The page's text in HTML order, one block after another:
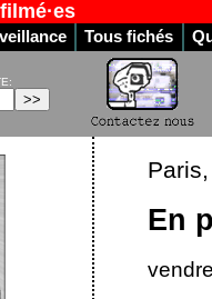
Tous fichés
En